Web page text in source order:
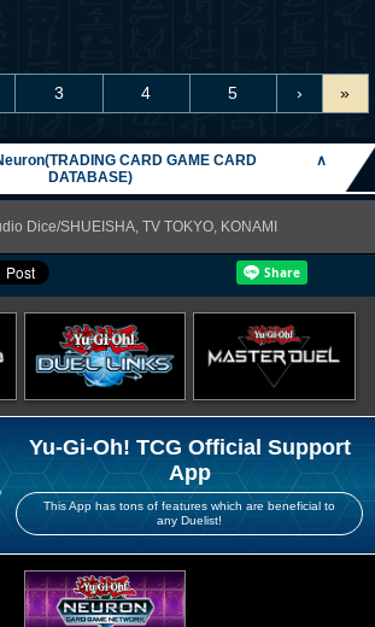
3 4 5 › »
CARD GAME CARD
DATABASE)
∧
Dice/SHUEISHA, TV TOKYO, KONAMI
Yu-Gi-Oh! TCG Official Support
App
This App has tons of features which are beneficial to
any Duelist!